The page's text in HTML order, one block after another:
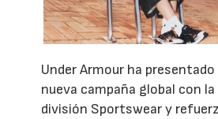
Under Armour ha presentado
nueva campaña global con
división Sportswear y